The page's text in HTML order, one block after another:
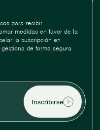
para recibir
medidas en favor de la
la suscripción en
de forma segura